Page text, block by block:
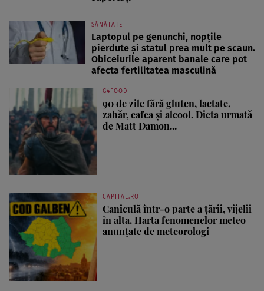
SĂNĂTATE
Laptopul pe genunchi, nopțile
pierdute și statul prea mult pe scaun.
Obiceiurile aparent banale care pot
afecta fertilitatea masculină
G4FOOD
90 de zile fără gluten, lactate,
zahăr, cafea și alcool. Dieta urmată
de Matt Damon...
CAPITAL.RO
Caniculă într-o parte a țării, vijelii
în alta. Harta fenomenelor meteo
anunțate de meteorologi